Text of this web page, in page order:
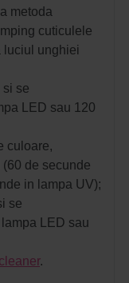
metoda
cuticulele
luciul unghiei
si se
LED sau 120
culoare,
de secunde
in lampa UV);
se
LED sau
cleaner.